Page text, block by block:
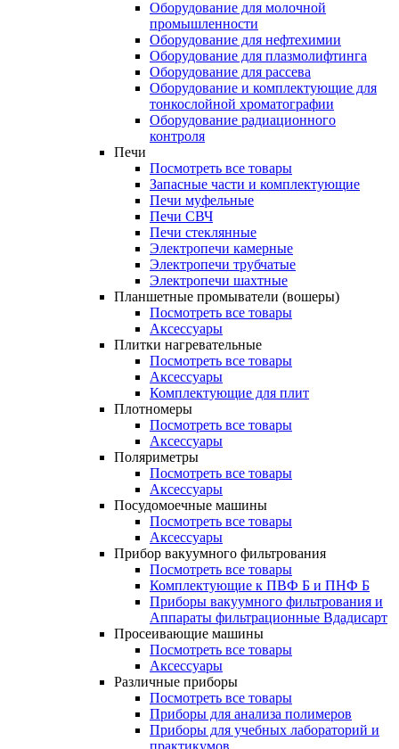
Оборудование для молочной
промышленности
Оборудование для нефтехимии
Оборудование для плазмолифтинга
Оборудование для рассева
Оборудование и комплектующие для
тонкослойной хроматографии
Оборудование радиационного
контроля
Печи
Посмотреть все товары
Запасные части и комплектующие
Печи муфельные
Печи СВЧ
Печи стеклянные
Электропечи камерные
Электропечи трубчатые
Электропечи шахтные
Планшетные промыватели (вошеры)
Посмотреть все товары
Аксессуары
Плитки нагревательные
Посмотреть все товары
Аксессуары
Комплектующие для плит
Плотномеры
Посмотреть все товары
Аксессуары
Поляриметры
Посмотреть все товары
Аксессуары
Посудомоечные машины
Посмотреть все товары
Аксессуары
Прибор вакуумного фильтрования
Посмотреть все товары
Комплектующие к ПВФ Б и ПНФ Б
Приборы вакуумного фильтрования и
Аппараты фильтрационные Вдадисарт
Просеивающие машины
Посмотреть все товары
Аксессуары
Различные приборы
Посмотреть все товары
Приборы для анализа полимеров
Приборы для учебных лабораторий и
практикумов